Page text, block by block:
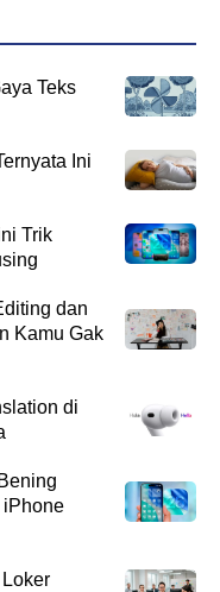
Teks
Ini
Trik
dan
Kamu Gak
di
iPhone